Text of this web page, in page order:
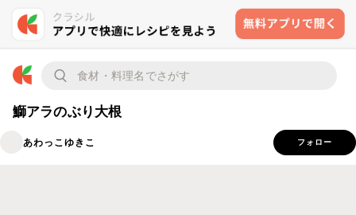
鰤アラのぶり大根
あわっこゆきこ フォロー